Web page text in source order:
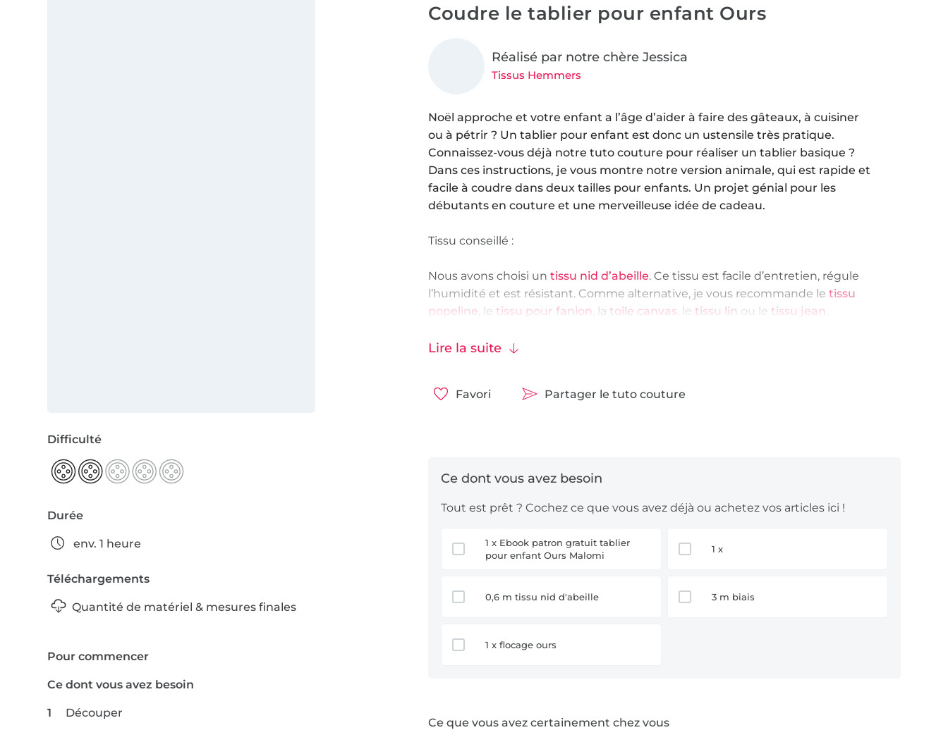
Difficulté
Durée
env. 1 heure
Téléchargements
Quantité de matériel & mesures finales
Pour commencer
Ce dont vous avez besoin
Découper
Coudre le tablier pour enfant Ours
Réalisé par notre chère Jessica
Tissus Hemmers
Noël approche et votre enfant a l’âge d’aider à faire des gâteaux, à cuisiner
ou à pétrir ? Un tablier pour enfant est donc un ustensile très pratique.
Connaissez-vous déjà notre tuto couture pour réaliser un tablier basique ?
Dans ces instructions, je vous montre notre version animale, qui est rapide et
facile à coudre dans deux tailles pour enfants. Un projet génial pour les
débutants en couture et une merveilleuse idée de cadeau.
Tissu conseillé :
Nous avons choisi untissu nid d’abeille. Ce tissu est facile d’entretien, régule
l’humidité et est résistant. Comme alternative, je vous recommande letissu
popeline , letissu pour fanion , latoile canvas , letissu lin ou letissu jean
Amusez-vous bien !
Lire la suite
Favori Partager le tuto couture
Tout est prêt ? Cochez ce que vous avez déjà ou achetez vos articles ici !
1 x Ebook patron gratuit tablier
pour enfant Ours Malomi
1 x
0,6 m tissu nid d'abeille 3 m biais
1 x flocage ours
Ce que vous avez certainement chez vous